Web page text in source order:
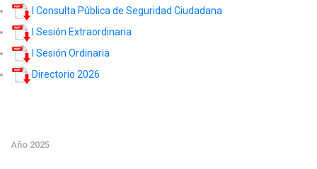
I Consulta Pública de Seguridad Ciudadana
I Sesión Extraordinaria
I Sesión Ordinaria
Directorio 2026
Año 2025